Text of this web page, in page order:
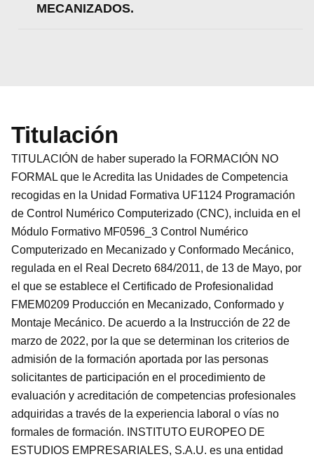
MECANIZADOS.
Titulación
TITULACIÓN de haber superado la FORMACIÓN NO
FORMAL que le Acredita las Unidades de Competencia
recogidas en la Unidad Formativa UF1124 Programación
de Control Numérico Computerizado (CNC), incluida en el
Módulo Formativo MF0596_3 Control Numérico
Computerizado en Mecanizado y Conformado Mecánico,
regulada en el Real Decreto 684/2011, de 13 de Mayo, por
el que se establece el Certificado de Profesionalidad
FMEM0209 Producción en Mecanizado, Conformado y
Montaje Mecánico. De acuerdo a la Instrucción de 22 de
marzo de 2022, por la que se determinan los criterios de
admisión de la formación aportada por las personas
solicitantes de participación en el procedimiento de
evaluación y acreditación de competencias profesionales
adquiridas a través de la experiencia laboral o vías no
formales de formación. INSTITUTO EUROPEO DE
ESTUDIOS EMPRESARIALES, S.A.U. es una entidad